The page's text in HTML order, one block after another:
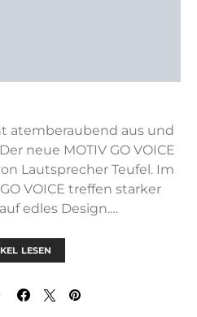
atemberaubend aus und
neue MOTIV GO VOICE
Lautsprecher Teufel. Im
VOICE treffen starker
edles Design.…
LESEN